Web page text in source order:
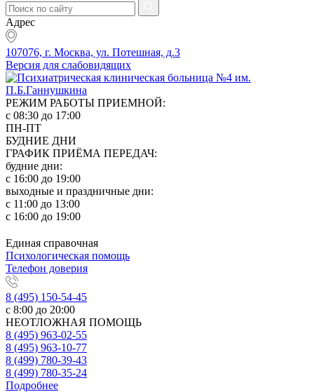
Адрес
107076, г. Москва, ул. Потешная, д.3
Версия для слабовидящих
РЕЖИМ РАБОТЫ ПРИЕМНОЙ:
с 08:30 до 17:00
ПН-ПТ
БУДНИЕ ДНИ
ГРАФИК ПРИЁМА ПЕРЕДАЧ:
будние дни:
с 16:00 до 19:00
выходные и праздничные дни:
с 11:00 до 13:00
с 16:00 до 19:00
Единая справочная
Психологическая помощь
Телефон доверия
8 (495) 150-54-45
с 8:00 до 20:00
НЕОТЛОЖНАЯ ПОМОЩЬ
8 (495) 963-02-55
8 (495) 963-10-77
8 (499) 780-39-43
8 (499) 780-35-24
Подробнее